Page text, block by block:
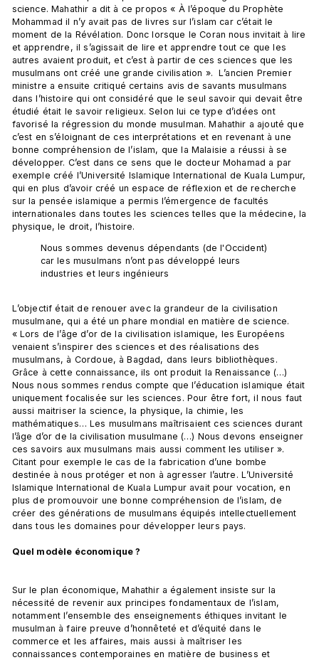
science. Mahathir a dit à ce propos « À l’époque du Prophète
Mohammad il n’y avait pas de livres sur l’islam car c’était le
moment de la Révélation. Donc lorsque le Coran nous invitait à lire
et apprendre, il s’agissait de lire et apprendre tout ce que les
autres avaient produit, et c’est à partir de ces sciences que les
musulmans ont créé une grande civilisation ».  L’ancien Premier
ministre a ensuite critiqué certains avis de savants musulmans
dans l’histoire qui ont considéré que le seul savoir qui devait être
étudié était le savoir religieux. Selon lui ce type d’idées ont
favorisé la régression du monde musulman. Mahathir a ajouté que
c’est en s’éloignant de ces interprétations et en revenant à une
bonne compréhension de l’islam, que la Malaisie a réussi à se
développer. C’est dans ce sens que le docteur Mohamad a par
exemple créé l’Université Islamique International de Kuala Lumpur,
qui en plus d’avoir créé un espace de réflexion et de recherche
sur la pensée islamique a permis l’émergence de facultés
internationales dans toutes les sciences telles que la médecine, la
Nous sommes devenus dépendants (de l'Occident)
car les musulmans n’ont pas développé leurs
industries et leurs ingénieurs
L’objectif était de renouer avec la grandeur de la civilisation
musulmane, qui a été un phare mondial en matière de science.
« Lors de l’âge d’or de la civilisation islamique, les Européens
venaient s’inspirer des sciences et des réalisations des
musulmans, à Cordoue, à Bagdad, dans leurs bibliothèques.
Grâce à cette connaissance, ils ont produit la Renaissance (…)
Nous nous sommes rendus compte que l’éducation islamique était
uniquement focalisée sur les sciences. Pour être fort, il nous faut
aussi maitriser la science, la physique, la chimie, les
mathématiques… Les musulmans maîtrisaient ces sciences durant
l’âge d’or de la civilisation musulmane (…) Nous devons enseigner
ces savoirs aux musulmans mais aussi comment les utiliser ».
Citant pour exemple le cas de la fabrication d’une bombe
destinée à nous protéger et non à agresser l’autre. L’Université
Islamique International de Kuala Lumpur avait pour vocation, en
plus de promouvoir une bonne compréhension de l’islam, de
créer des générations de musulmans équipés intellectuellement
dans tous les domaines pour développer leurs pays.
Quel modèle économique ?
Sur le plan économique, Mahathir a également insiste sur la
nécessité de revenir aux principes fondamentaux de l’islam,
notamment l’ensemble des enseignements éthiques invitant le
musulman à faire preuve d’honnêteté et d’équité dans le
commerce et les affaires, mais aussi à maîtriser les
connaissances contemporaines en matière de business et